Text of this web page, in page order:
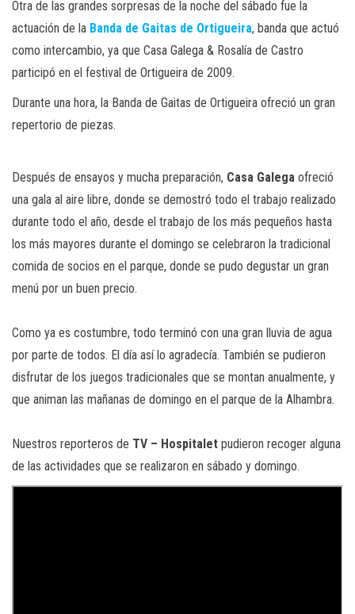
Otra de las grandes sorpresas de la noche del sábado fue la
actuación de la Banda de Gaitas de Ortigueira, banda que actuó
como intercambio, ya que Casa Galega & Rosalía de Castro
participó en el festival de Ortigueira de 2009.
Durante una hora, la Banda de Gaitas de Ortigueira ofreció un gran
repertorio de piezas.
Después de ensayos y mucha preparación, Casa Galega ofreció
una gala al aire libre, donde se demostró todo el trabajo realizado
durante todo el año, desde el trabajo de los más pequeños hasta
los más mayores durante el domingo se celebraron la tradicional
comida de socios en el parque, donde se pudo degustar un gran
menú por un buen precio.
Como ya es costumbre, todo terminó con una gran lluvia de agua
por parte de todos. El día así lo agradecía. También se pudieron
disfrutar de los juegos tradicionales que se montan anualmente, y
que animan las mañanas de domingo en el parque de la Alhambra.
Nuestros reporteros de TV – Hospitalet pudieron recoger alguna
de las actividades que se realizaron en sábado y domingo.